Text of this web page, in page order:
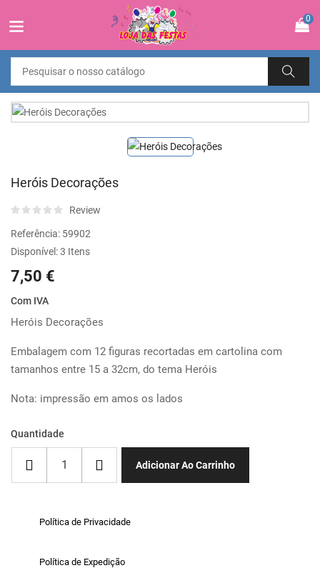
0
Heróis Decorações
Review
Referência: 59902
Disponível:3 Itens
7,50 €
Com IVA
Heróis Decorações
Embalagem com 12 figuras recortadas em cartolina com
tamanhos entre 15 a 32cm, do tema Heróis
Nota: impressão em amos os lados
Quantidade
Adicionar Ao Carrinho
Política de Privacidade
Política de Expedição